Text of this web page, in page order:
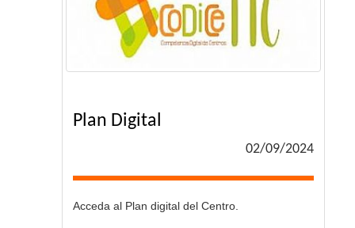
Plan Digital
02/09/2024
Acceda al Plan digital del Centro.